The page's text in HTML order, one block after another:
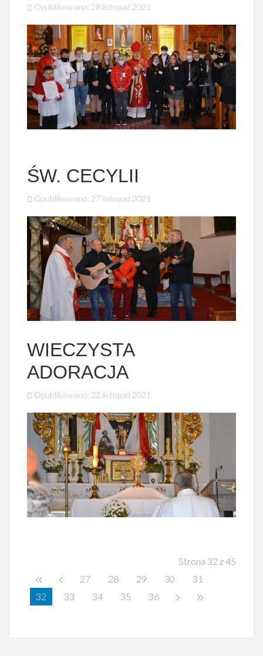
Opublikowano: 28 listopad 2021
ŚW. CECYLII
Opublikowano: 27 listopad 2021
WIECZYSTA
ADORACJA
Opublikowano: 22 listopad 2021
Strona 32 z 45
27
28 29 30
31
32
33 34 35 36